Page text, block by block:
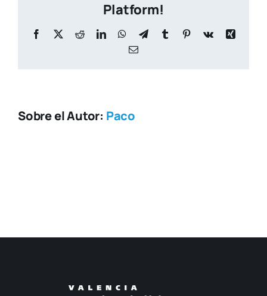
Platform!
Facebook
X RedditLinkedInWhatsApp
TelegramTumblr Pinterest
Vk
Xing
Correo
Sobre el Autor: Paco